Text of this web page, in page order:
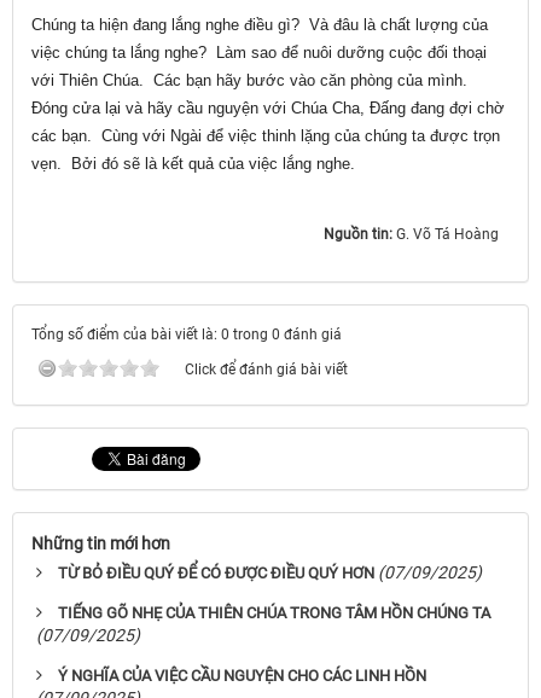
Chúng ta hiện đang lắng nghe điều gì? Và đâu là chất lượng của
việc chúng ta lắng nghe? Làm sao để nuôi dưỡng cuộc đối thoại
với Thiên Chúa. Các bạn hãy bước vào căn phòng của mình.
Đóng cửa lại và hãy cầu nguyện với Chúa Cha, Đấng đang đợi chờ
các bạn. Cùng với Ngài để việc thinh lặng của chúng ta được trọn
vẹn. Bởi đó sẽ là kết quả của việc lắng nghe.
Nguồn tin: G. Võ Tá Hoàng
Tổng số điểm của bài viết là: 0 trong 0 đánh giá
Click để đánh giá bài viết
Những tin mới hơn
TỪ BỎ ĐIỀU QUÝ ĐỂ CÓ ĐƯỢC ĐIỀU QUÝ HƠN (07/09/2025)
TIẾNG GÕ NHẸ CỦA THIÊN CHÚA TRONG TÂM HỒN CHÚNG TA
(07/09/2025)
Ý NGHĨA CỦA VIỆC CẦU NGUYỆN CHO CÁC LINH HỒN